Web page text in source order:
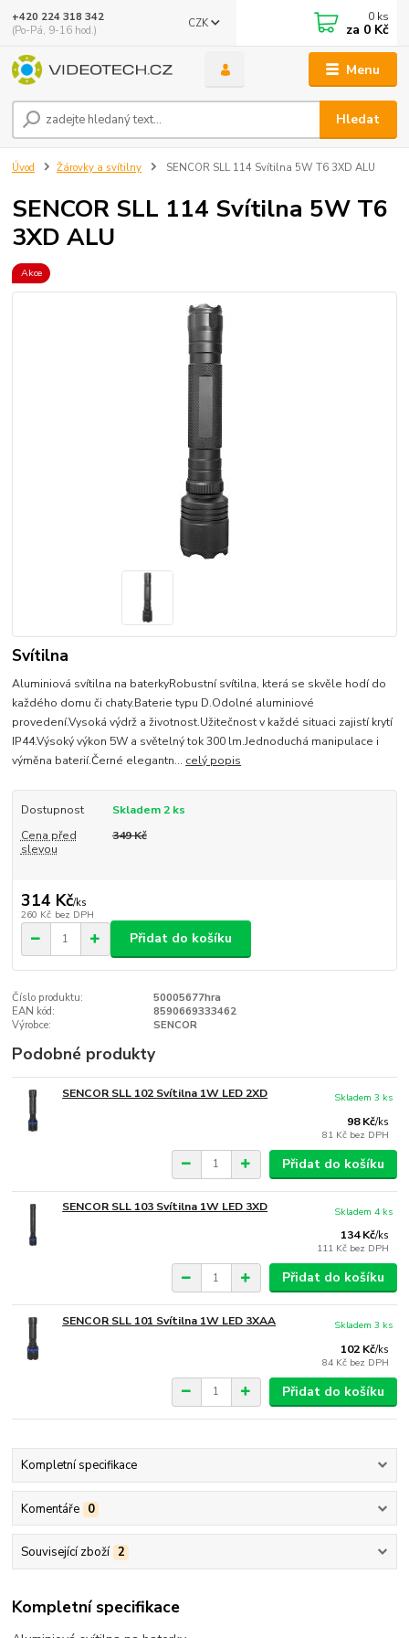
Menu
CZK
Hledat
+420 224 318 342
(Po-Pá, 9-16 hod.)
0 ks
za 0 Kč
Úvod Žárovky a svítilny SENCOR SLL 114 Svítilna 5W T6 3XD ALU
SENCOR SLL 114 Svítilna 5W T6
3XD ALU
Akce
Svítilna
Aluminiová svítilna na baterkyRobustní svítilna, která se skvěle hodí do
každého domu či chaty.Baterie typu D.Odolné aluminiové
provedení.Vysoká výdrž a životnost.Užitečnost v každé situaci zajistí krytí
IP44.Výsoký výkon 5W a světelný tok 300 lm.Jednoduchá manipulace i
výměna baterií.Černé elegantn... celý popis
Dostupnost
Skladem 2 ks
Cena před
slevou
349 Kč
314 Kč/ks
260 Kč bez DPH
Přidat do košíku
Číslo produktu:
50005677hra
EAN kód:
8590669333462
Výrobce:
SENCOR
Podobné produkty
SENCOR SLL 102 Svítilna 1W LED 2XD
98 Kč/ks
81 Kč bez DPH
Skladem 3 ks
Přidat do košíku
SENCOR SLL 103 Svítilna 1W LED 3XD
134 Kč/ks
111 Kč bez DPH
Skladem 4 ks
Přidat do košíku
SENCOR SLL 101 Svítilna 1W LED 3XAA
102 Kč/ks
84 Kč bez DPH
Skladem 3 ks
Přidat do košíku
Kompletní specifikace
Komentáře 0
Související zboží 2
Kompletní specifikace